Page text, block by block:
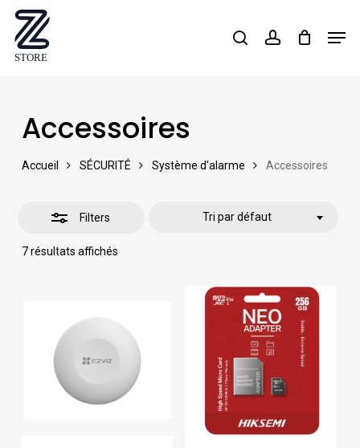
Skip
main
searchaccount
Accessoires
Accueil SÉCURITÉ Système d'alarme Accessoires
Filters
7 résultats affichés
Tri par défaut
Close